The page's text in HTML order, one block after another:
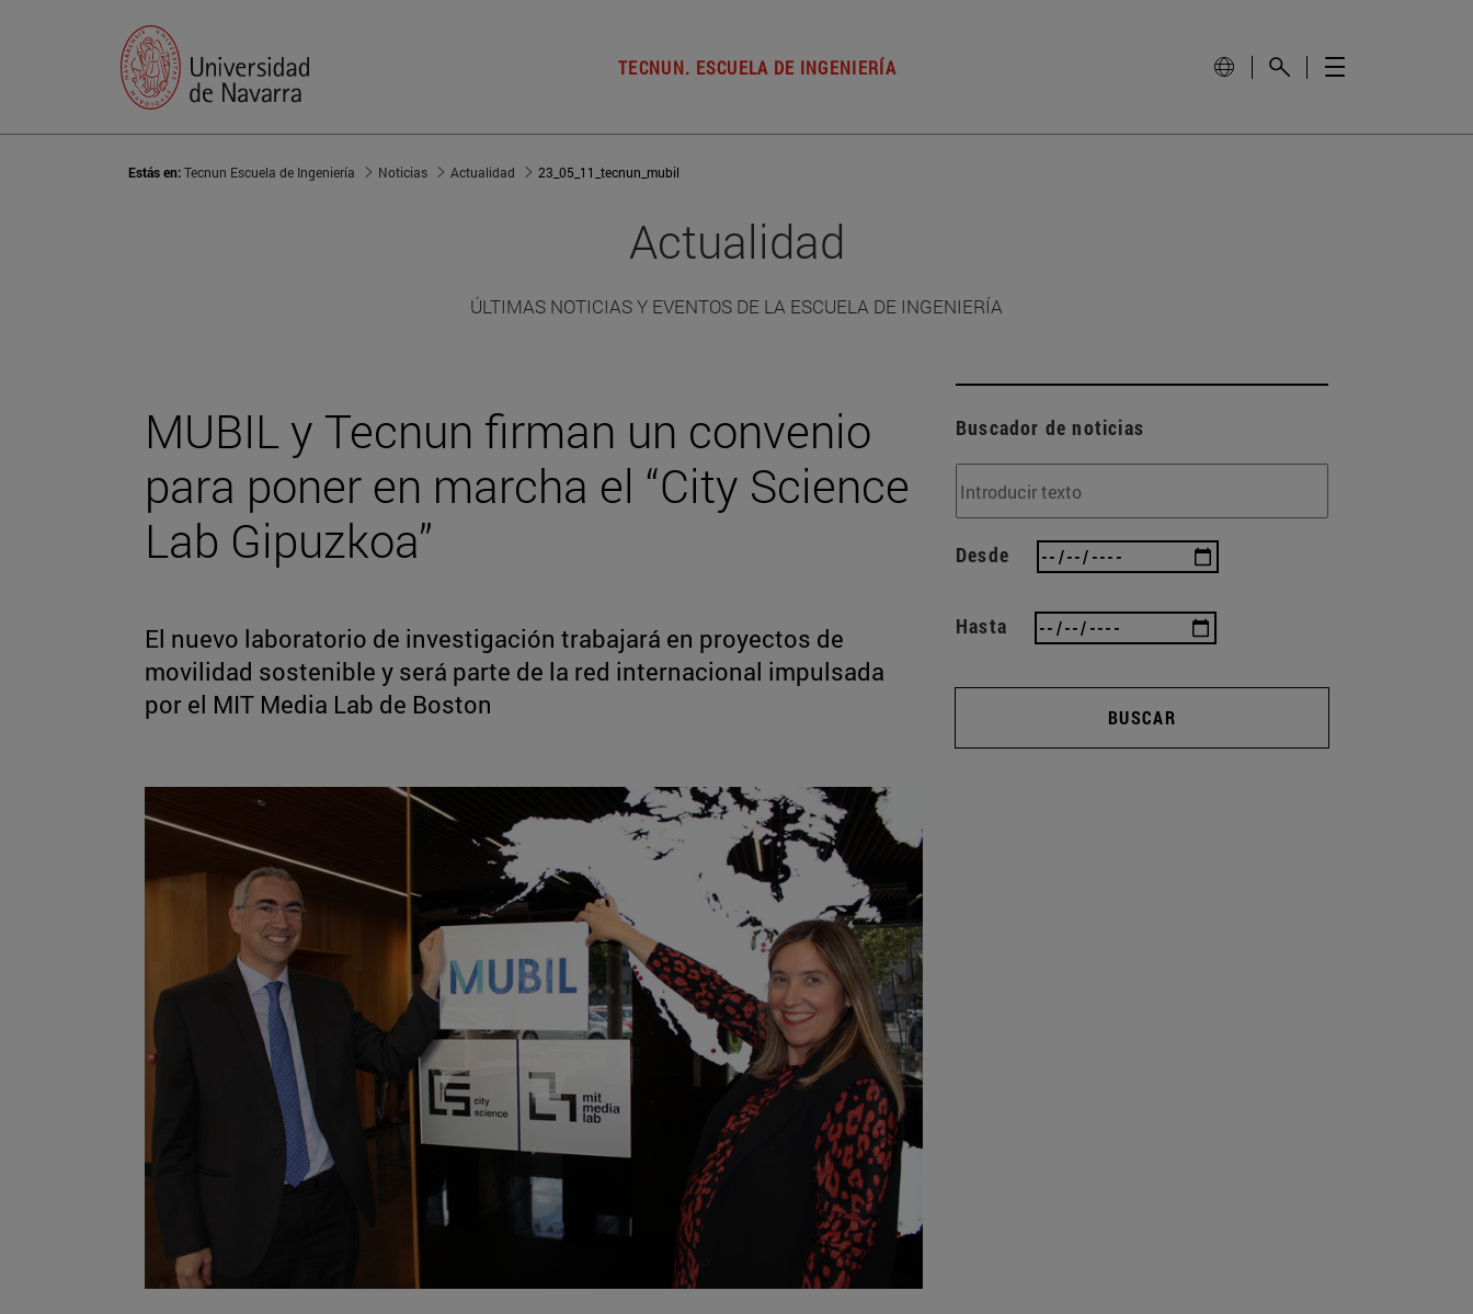
TECNUN. ESCUELA DE INGENIERÍA
Estás en:Tecnun Escuela de Ingeniería Noticias Actualidad 23_05_11_tecnun_mubil
Actualidad
ÚLTIMAS NOTICIAS Y EVENTOS DE LA ESCUELA DE INGENIERÍA
MUBIL y Tecnun firman un convenio
para poner en marcha el “City Science
Lab Gipuzkoa”
El nuevo laboratorio de investigación trabajará en proyectos de
movilidad sostenible y será parte de la red internacional impulsada
por el MIT Media Lab de Boston
Buscador de noticias
Desde
Hasta
BUSCAR